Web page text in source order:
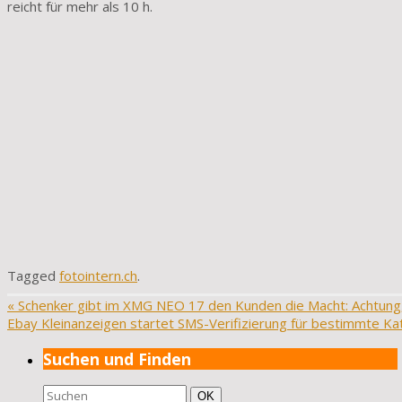
reicht für mehr als 10 h.
Tagged fotointern.ch.
« Schenker gibt im XMG NEO 17 den Kunden die Macht:
Ebay Kleinanzeigen startet SMS-Verifizierung für bestimmte
Suchen und Finden
Suchen
Suchen
OK